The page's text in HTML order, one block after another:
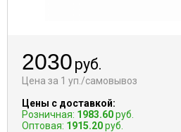
2030 руб.
Цена за 1 уп./самовывоз
Цены с доставкой:
Розничная: 1983.60руб.
Оптовая: 1915.20руб.